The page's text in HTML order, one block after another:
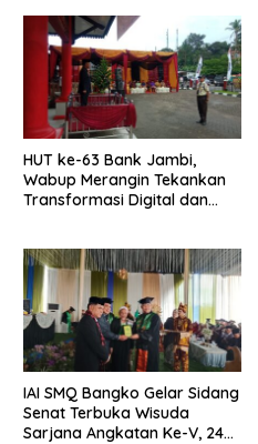
HUT ke-63 Bank Jambi,
Wabup Merangin Tekankan
Transformasi Digital dan
IAI SMQ Bangko Gelar Sidang
Senat Terbuka Wisuda
Sarjana Angkatan Ke-V, 243